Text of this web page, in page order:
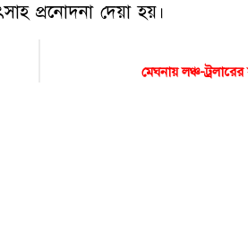
উৎসাহ প্রনোদনা দেয়া
মেঘনায় লঞ্চ-